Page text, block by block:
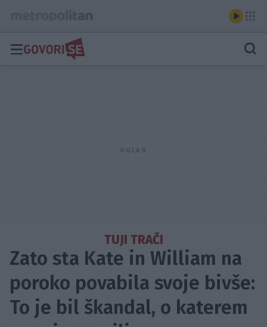
TUJI TRAČI
Zato sta Kate in William na
poroko povabila svoje bivše:
To je bil škandal, o katerem